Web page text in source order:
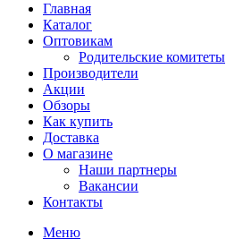
Главная
Каталог
Оптовикам
Родительские комитеты
Производители
Акции
Обзоры
Как купить
Доставка
О магазине
Наши партнеры
Вакансии
Контакты
Меню